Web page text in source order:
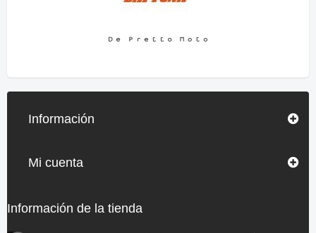
Información
Mi cuenta
Información de la tienda